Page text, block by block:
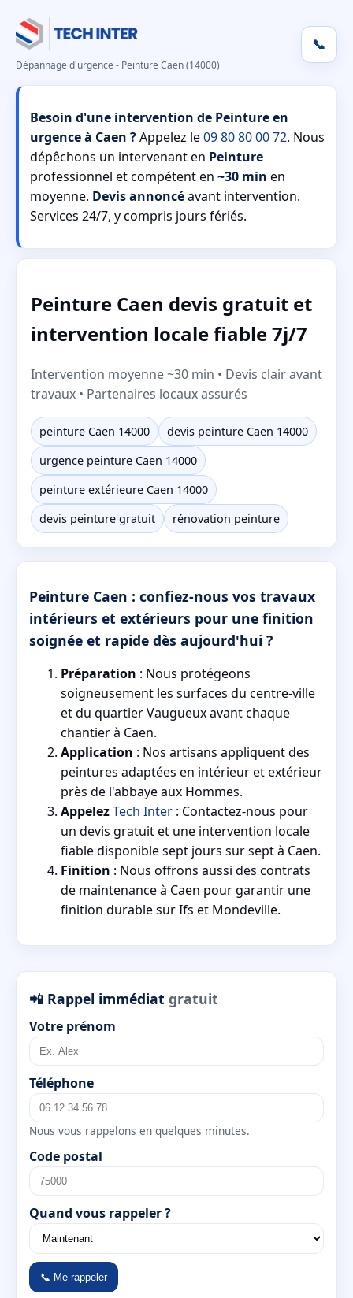
Dépannage d'urgence - Peinture Caen (14000)
📞
Besoin d'une intervention de Peinture en
urgence à Caen ?Appelez le09 80 80 00 72. Nous
dépêchons un intervenant en Peinture
professionnel et compétent en ~30 min en
moyenne. Devis annoncéavant intervention.
Services 24/7, y compris jours fériés.
Peinture Caen devis gratuit et
intervention locale fiable 7j/7
Intervention moyenne ~30 min • Devis clair avant
travaux • Partenaires locaux assurés
peinture Caen 14000
devis peinture Caen 14000
urgence peinture Caen 14000
peinture extérieure Caen 14000
devis peinture gratuit
rénovation peinture
Peinture Caen : confiez-nous vos travaux
intérieurs et extérieurs pour une finition
soignée et rapide dès aujourd'hui ?
Préparation : Nous protégeons
soigneusement les surfaces du centre-ville
et du quartier Vaugueux avant chaque
chantier à Caen.
Application : Nos artisans appliquent des
peintures adaptées en intérieur et extérieur
près de l'abbaye aux Hommes.
AppelezTech Inter : Contactez-nous pour
un devis gratuit et une intervention locale
fiable disponible sept jours sur sept à Caen.
Finition : Nous offrons aussi des contrats
de maintenance à Caen pour garantir une
finition durable sur Ifs et Mondeville.
📲 Rappel immédiat gratuit
Votre prénom
Téléphone
Nous vous rappelons en quelques minutes.
Code postal
Quand vous rappeler ?
📞 Me rappeler